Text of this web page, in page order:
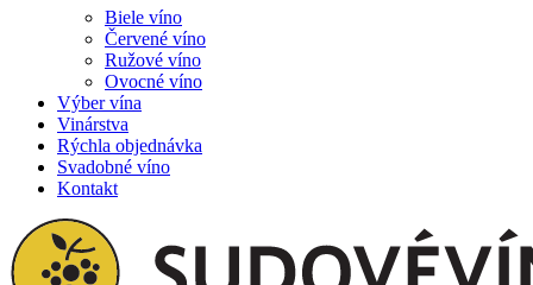
Biele víno
Červené víno
Ružové víno
Ovocné víno
Výber vína
Vinárstva
Rýchla objednávka
Svadobné víno
Kontakt